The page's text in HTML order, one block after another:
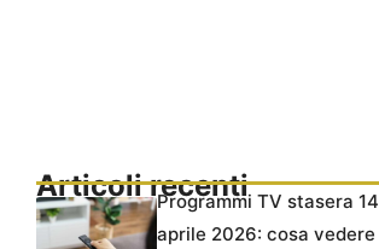
Articoli recentiProgrammi TV stasera 14
aprile 2026: cosa vedere